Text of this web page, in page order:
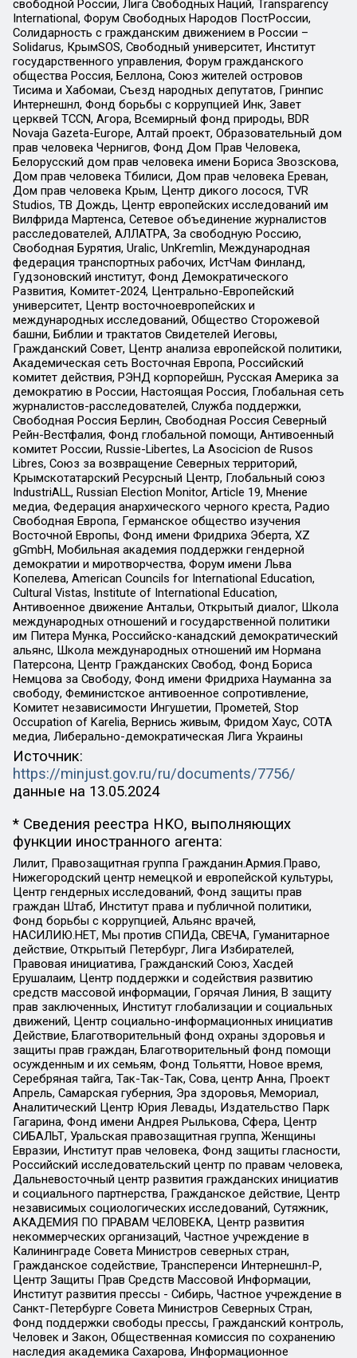
свободной России, Лига Свободных Наций, Transparеncy
International, Форум Свободных Народов ПостРоссии,
Солидарность с гражданским движением в России –
Solidarus, КрымSOS, Свободный университет, Институт
государственного управления, Форум гражданского
общества Россия, Беллона, Союз жителей островов
Тисима и Хабомаи, Съезд народных депутатов, Гринпис
Интернешнл, Фонд борьбы с коррупцией Инк, Завет
церквей TCCN, Агора, Всемирный фонд природы, BDR
Novaja Gazeta-Europe, Алтай проект, Образовательный дом
прав человека Чернигов, Фонд Дом Прав Человека,
Белорусский дом прав человека имени Бориса Звозскова,
Дом прав человека Тбилиси, Дом прав человека Ереван,
Дом прав человека Крым, Центр дикого лосося, TVR
Studios, ТВ Дождь, Центр европейских исследований им
Вилфрида Мартенса, Сетевое объединение журналистов
расследователей, АЛЛАТРА, За свободную Россию,
Свободная Бурятия, Uralic, UnKremlin, Международная
федерация транспортных рабочих, ИстЧам Финланд,
Гудзоновский институт, Фонд Демократического
Развития, Комитет-2024, Центрально-Европейский
университет, Центр восточноевропейских и
международных исследований, Общество Сторожевой
башни, Библии и трактатов Свидетелей Иеговы,
Гражданский Совет, Центр анализа европейской политики,
Академическая сеть Восточная Европа, Российский
комитет действия, РЭНД корпорейшн, Русская Америка за
демократию в России, Настоящая Россия, Глобальная сеть
журналистов-расследователей, Служба поддержки,
Свободная Россия Берлин, Свободная Россия Северный
Рейн-Вестфалия, Фонд глобальной помощи, Антивоенный
комитет России, Russie-Libertes, La Asocicion de Rusos
Libres, Союз за возвращение Северных территорий,
Крымскотатарский Ресурсный Центр, Глобальный союз
IndustriALL, Russian Election Monitor, Article 19, Мнение
медиа, Федерация анархического черного креста, Радио
Свободная Европа, Германское общество изучения
Восточной Европы, Фонд имени Фридриха Эберта, XZ
gGmbH, Мобильная академия поддержки гендерной
демократии и миротворчества, Форум имени Льва
Копелева, American Councils for International Education,
Cultural Vistas, Institute of International Education,
Антивоенное движение Антальи, Открытый диалог, Школа
международных отношений и государственной политики
им Питера Мунка, Российско-канадский демократический
альянс, Школа международных отношений им Нормана
Патерсона, Центр Гражданских Свобод, Фонд Бориса
Немцова за Свободу, Фонд имени Фридриха Науманна за
свободу, Феминистское антивоенное сопротивление,
Комитет независимости Ингушетии, Прометей, Stop
Occupation of Karelia, Вернись живым, Фридом Хаус, СОТА
медиа, Либерально-демократическая Лига Украины
Источник:
https://minjust.gov.ru/ru/documents/7756/
данные на 13.05.2024
* Сведения реестра НКО, выполняющих
функции иностранного агента:
Лилит, Правозащитная группа Гражданин.Армия.Право,
Нижегородский центр немецкой и европейской культуры,
Центр гендерных исследований, Фонд защиты прав
граждан Штаб, Институт права и публичной политики,
Фонд борьбы с коррупцией, Альянс врачей,
НАСИЛИЮ.НЕТ, Мы против СПИДа, СВЕЧА, Гуманитарное
действие, Открытый Петербург, Лига Избирателей,
Правовая инициатива, Гражданский Союз, Хасдей
Ерушалаим, Центр поддержки и содействия развитию
средств массовой информации, Горячая Линия, В защиту
прав заключенных, Институт глобализации и социальных
движений, Центр социально-информационных инициатив
Действие, Благотворительный фонд охраны здоровья и
защиты прав граждан, Благотворительный фонд помощи
осужденным и их семьям, Фонд Тольятти, Новое время,
Серебряная тайга, Так-Так-Так, Сова, центр Анна, Проект
Апрель, Самарская губерния, Эра здоровья, Мемориал,
Аналитический Центр Юрия Левады, Издательство Парк
Гагарина, Фонд имени Андрея Рылькова, Сфера, Центр
СИБАЛЬТ, Уральская правозащитная группа, Женщины
Евразии, Институт прав человека, Фонд защиты гласности,
Российский исследовательский центр по правам человека,
Дальневосточный центр развития гражданских инициатив
и социального партнерства, Гражданское действие, Центр
независимых социологических исследований, Сутяжник,
АКАДЕМИЯ ПО ПРАВАМ ЧЕЛОВЕКА, Центр развития
некоммерческих организаций, Частное учреждение в
Калининграде Совета Министров северных стран,
Гражданское содействие, Трансперенси Интернешнл-Р,
Центр Защиты Прав Средств Массовой Информации,
Институт развития прессы - Сибирь, Частное учреждение в
Санкт-Петербурге Совета Министров Северных Стран,
Фонд поддержки свободы прессы, Гражданский контроль,
Человек и Закон, Общественная комиссия по сохранению
наследия академика Сахарова, Информационное